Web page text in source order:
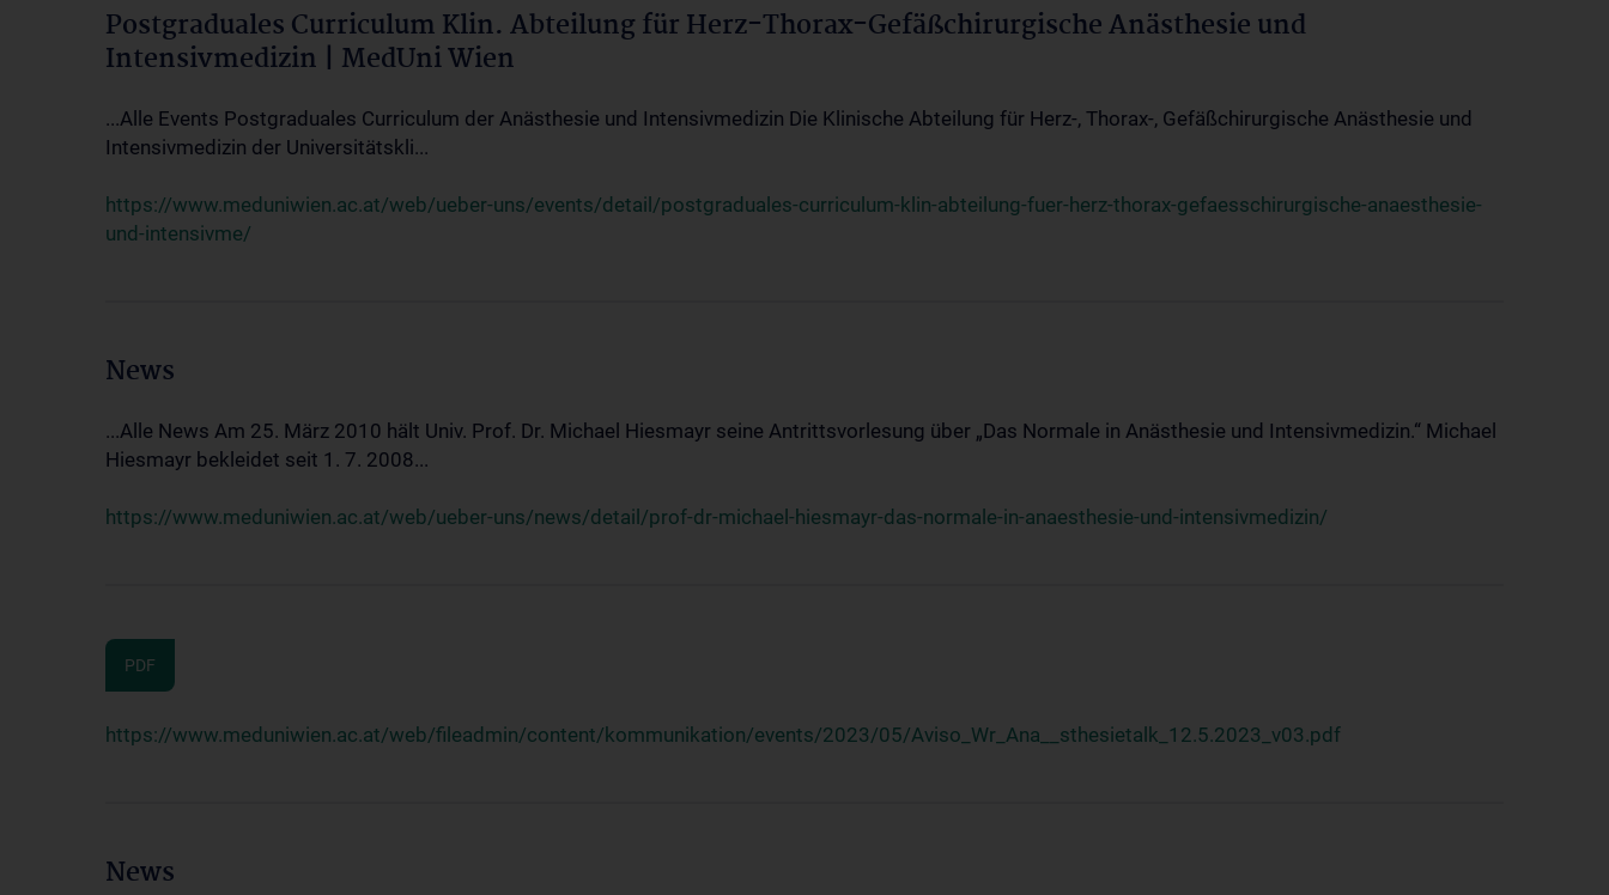
Postgraduales Curriculum Klin. Abteilung für Herz-Thorax-Gefäßchirurgische Anästhesie und
Intensivmedizin | MedUni Wien
...Alle Events Postgraduales Curriculum der Anästhesie und Intensivmedizin Die Klinische Abteilung für Herz-, Thorax-, Gefäßchirurgische Anästhesie und
Intensivmedizin der Universitätskli...
https://www.meduniwien.ac.at/web/ueber-uns/events/detail/postgraduales-curriculum-klin-abteilung-fuer-herz-thorax-gefaesschirurgische-anaesthesie-
und-intensivme/
News
...Alle News Am 25. März 2010 hält Univ. Prof. Dr. Michael Hiesmayr seine Antrittsvorlesung über „Das Normale in Anästhesie und Intensivmedizin.“ Michael
Hiesmayr bekleidet seit 1. 7. 2008...
https://www.meduniwien.ac.at/web/ueber-uns/news/detail/prof-dr-michael-hiesmayr-das-normale-in-anaesthesie-und-intensivmedizin/
PDF
https://www.meduniwien.ac.at/web/fileadmin/content/kommunikation/events/2023/05/Aviso_Wr_Ana__sthesietalk_12.5.2023_v03.pdf
News